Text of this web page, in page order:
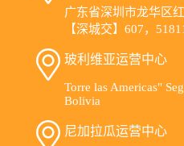
广东省深圳市龙华区
【深城交】607，
玻利维亚运营中心
Torre las Americas"
Bolivia
尼加拉瓜运营中心